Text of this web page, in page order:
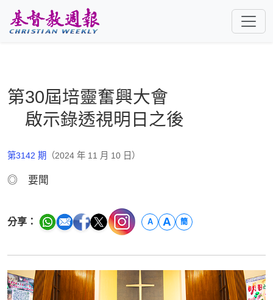
第30屆培靈奮興大會
啟示錄透視明日之後
第3142 期 （2024 年 11 月 10 日）
◎ 要聞
分享： A A 簡